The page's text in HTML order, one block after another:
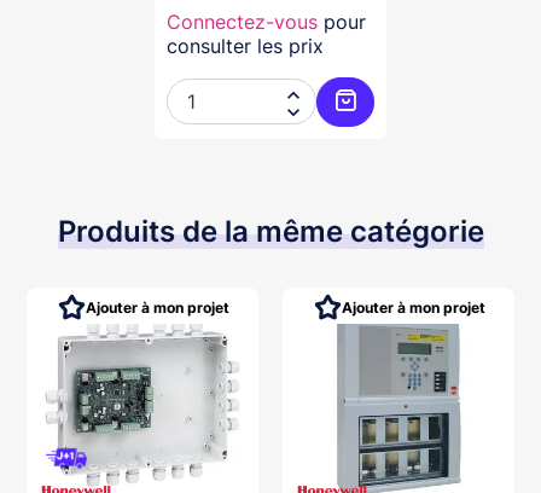
Connectez-vous pour
consulter les prix


Ajouter au panier
Produits de la même catégorie
Ajouter à mon projet Ajouter à mon projet